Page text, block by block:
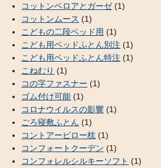
コットンベロアとガーゼ(1)
コットンムース (1)
こどもの二段ベッド用 (1)
こども用ベッドふとん別注 (1)
こども用ベッドふとん特注 (1)
こねむり (1)
コの字ファスナー (1)
ゴム付け可能 (1)
コロナウイルスの影響 (1)
ごろ寝敷ふとん (1)
コントアーピロー枕 (1)
コンフォートクーデン (1)
コンフォレルシルキーソフト (1)